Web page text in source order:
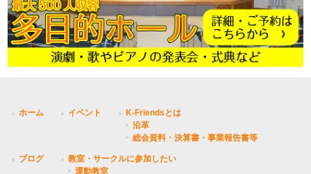
ホーム イベント
K-Friendsとは
沿革
総会資料・決算書・事業報告書等
ブログ
教室・サークルに参加したい
運動教室